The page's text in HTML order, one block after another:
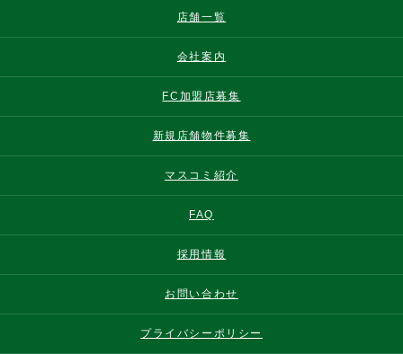
店舗一覧
会社案内
FC加盟店募集
新規店舗物件募集
マスコミ紹介
FAQ
採用情報
お問い合わせ
プライバシーポリシー